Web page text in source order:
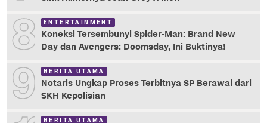
8 ENTERTAINMENT
Koneksi Tersembunyi Spider-Man: Brand New
Day dan Avengers: Doomsday, Ini Buktinya!
9 BERITA UTAMA
Notaris Ungkap Proses Terbitnya SP Berawal dari
SKH Kepolisian
BERITA UTAMA